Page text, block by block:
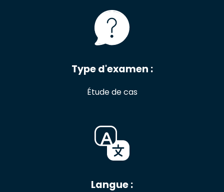
Type d'examen :
Étude de cas
Langue :